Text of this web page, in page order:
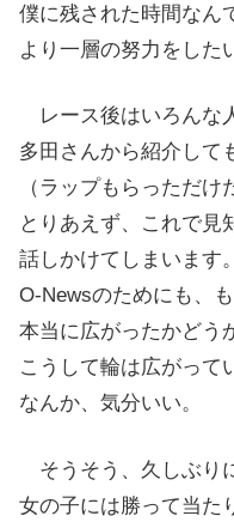
僕に残された時間なん
より一層の努力をした
レース後はいろんな
多田さんから紹介して
（ラップもらっただ
とりあえず、これで見
話しかけてしまいます
O-Newsのためにも、
本当に広がったかどう
こうして輪は広がって
なんか、気分いい。
そうそう、久しぶり
女の子には勝って当た